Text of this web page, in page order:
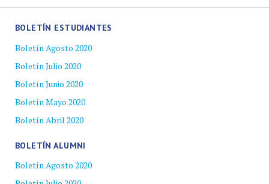
BOLETÍN ESTUDIANTES
Boletín Agosto 2020
Boletín Julio 2020
Boletín Junio 2020
Boletín Mayo 2020
Boletín Abril 2020
BOLETÍN ALUMNI
Boletín Agosto 2020